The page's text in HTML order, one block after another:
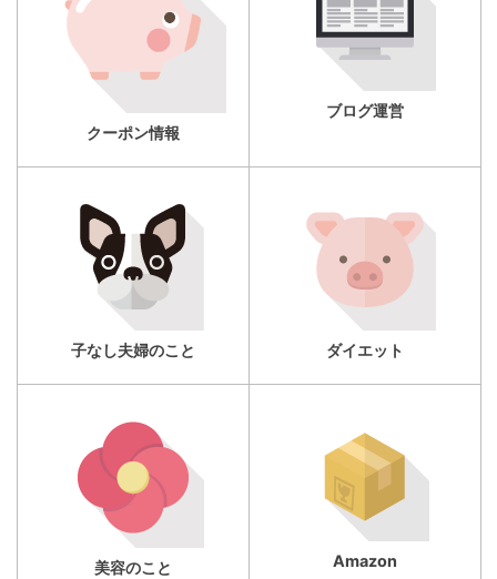
クーポン情報
ブログ運営
子なし夫婦のこと ダイエット
美容のこと Amazon